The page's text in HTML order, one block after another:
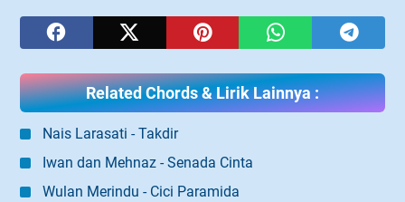
Related Chords & Lirik Lainnya :
Nais Larasati - Takdir
Iwan dan Mehnaz - Senada Cinta
Wulan Merindu - Cici Paramida